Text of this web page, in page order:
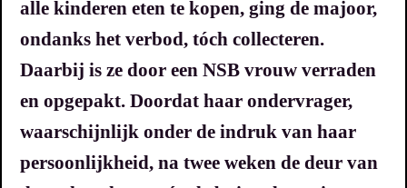
alle kinderen eten te kopen, ging de majoor,
ondanks het verbod, tóch collecteren.
Daarbij is ze door een NSB vrouw verraden
en opgepakt. Doordat haar ondervrager,
waarschijnlijk onder de indruk van haar
persoonlijkheid, na twee weken de deur van